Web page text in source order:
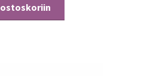
ostoskoriin